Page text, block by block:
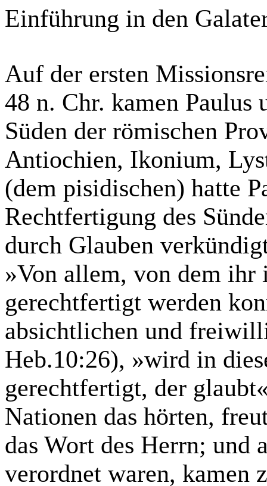
Einführung in den
Auf der ersten
48 n. Chr. kamen Paulus
Süden der römischen
Antiochien, Ikonium,
(dem pisidischen) hatte
Rechtfertigung des
durch Glauben
»Von allem, von dem ihr
gerechtfertigt werden
absichtlichen und
Heb.10:26), »wird in
gerechtfertigt, der
Nationen das hörten,
das Wort des Herrn; und
verordnet waren, kamen